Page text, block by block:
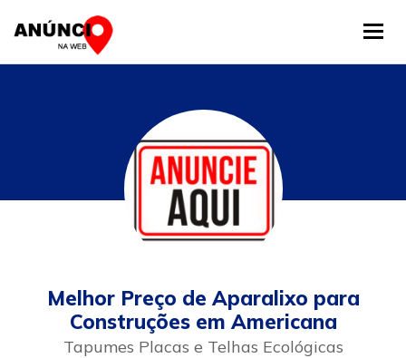
Melhor Preço de Aparalixo para
Construções em Americana
Tapumes Placas e Telhas Ecológicas